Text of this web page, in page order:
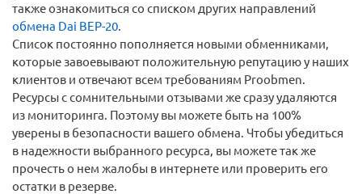
также ознакомиться со списком других направлений
обмена Dai BEP-20.
Список постоянно пополняется новыми обменниками,
которые завоевывают положительную репутацию у наших
клиентов и отвечают всем требованиям Proobmen.
Ресурсы с сомнительными отзывами же сразу удаляются
из мониторинга. Поэтому вы можете быть на 100%
уверены в безопасности вашего обмена. Чтобы убедиться
в надежности выбранного ресурса, вы можете так же
прочесть о нем жалобы в интернете или проверить его
остатки в резерве.